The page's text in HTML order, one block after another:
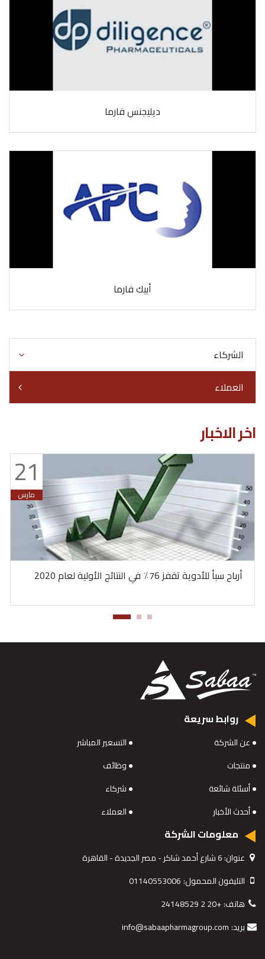
الشركاء
العملاء
اخر الاخبار
21
مارس
أرباح سبأ للأدوية تقفز 76٪ في النتائج الأولية لعام 2020
ديليجنس فارما
أبيك فارما
روابط سريعة
عن الشركة
التسعير المباشر
منتجات
وظائف
أسئلة شائعة
شركاء
أحدث الأخبار
العملاء
معلومات الشركة
عنوان:
التليفون المحمول:01140553006
هاتف:+20 2 24148529
بريد:info@sabaapharmagroup.com